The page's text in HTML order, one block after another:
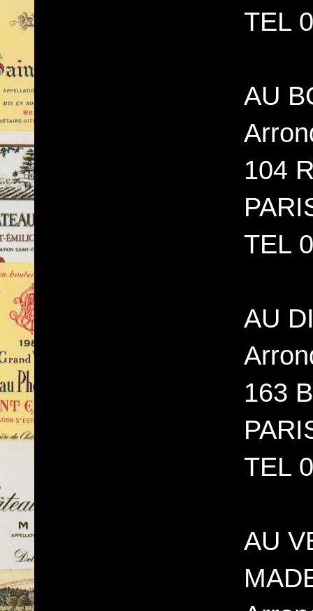
TEL
AU
104
TEL
AU
163
TEL
AU